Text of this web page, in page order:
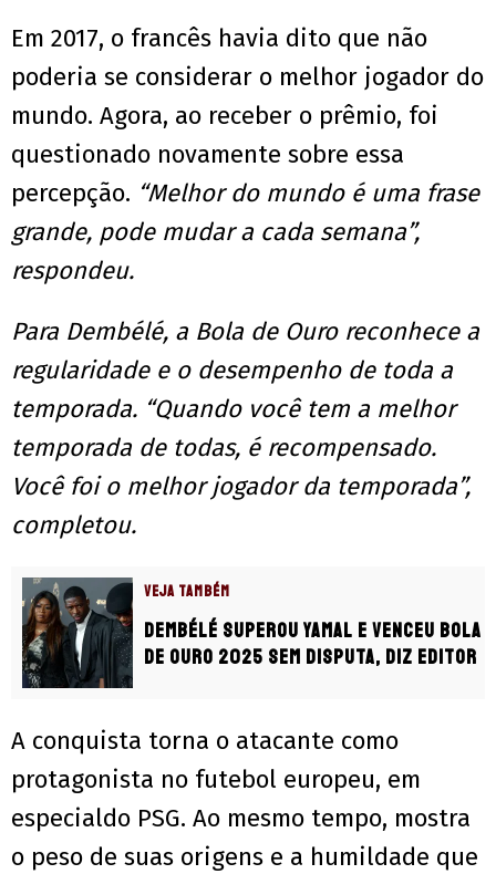
Em 2017, o francês havia dito que não
poderia se considerar o melhor jogador do
mundo. Agora, ao receber o prêmio, foi
questionado novamente sobre essa
percepção. “Melhor do mundo é uma frase
grande, pode mudar a cada semana”,
respondeu.
Para Dembélé, a Bola de Ouro reconhece a
regularidade e o desempenho de toda a
temporada. “Quando você tem a melhor
temporada de todas, é recompensado.
Você foi o melhor jogador da temporada”,
completou.
VEJA TAMBÉM
Dembélé superou Yamal e venceu Bola
de Ouro 2025 sem disputa, diz editor
A conquista torna o atacante como
protagonista no futebol europeu, em
especialdo PSG. Ao mesmo tempo, mostra
o peso de suas origens e a humildade que